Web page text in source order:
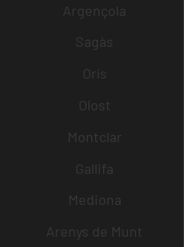
Argençola
Sagàs
Orís
Olost
Montclar
Gallifa
Mediona
Arenys de Munt